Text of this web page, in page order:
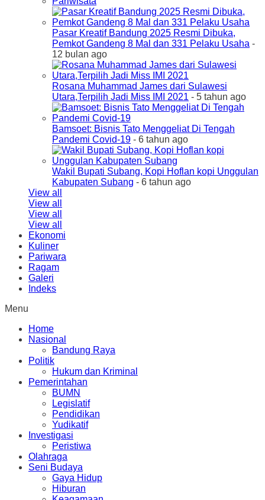
Pasar Kreatif Bandung 2025 Resmi Dibuka,
Pemkot Gandeng 8 Mal dan 331 Pelaku Usaha -
12 bulan ago
Rosana Muhammad James dari Sulawesi
Utara,Terpilih Jadi Miss IMI 2021 - 5 tahun ago
Bamsoet: Bisnis Tato Menggeliat Di Tengah
Pandemi Covid-19 - 6 tahun ago
Wakil Bupati Subang, Kopi Hoflan kopi Unggulan
Kabupaten Subang - 6 tahun ago
View all
View all
View all
View all
Ekonomi
Kuliner
Pariwara
Ragam
Galeri
Indeks
Menu
Home
Nasional
Bandung Raya
Politik
Hukum dan Kriminal
Pemerintahan
BUMN
Legislatif
Pendidikan
Yudikatif
Investigasi
Peristiwa
Olahraga
Seni Budaya
Gaya Hidup
Hiburan